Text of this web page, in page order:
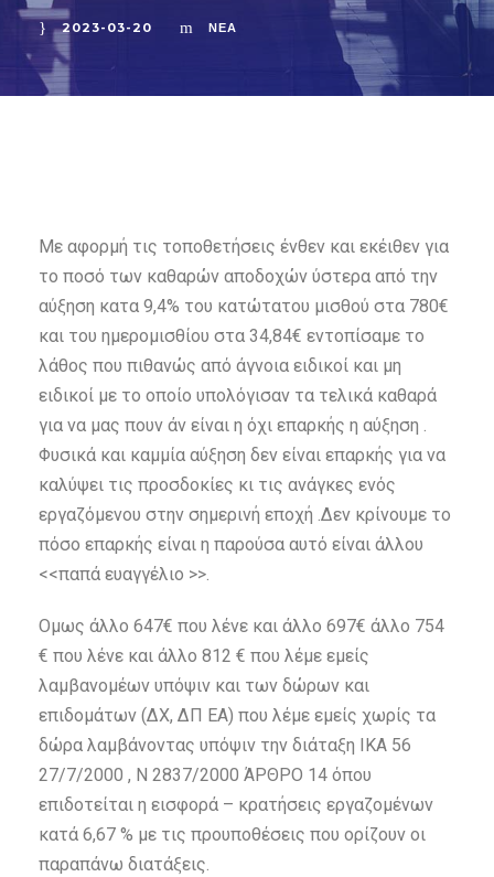
2023-03-20 ΝΈΑ
Με αφορμή τις τοποθετήσεις ένθεν και εκέιθεν για
το ποσό των καθαρών αποδοχών ύστερα από την
αύξηση κατα 9,4% του κατώτατου μισθού στα 780€
και του ημερομισθίου στα 34,84€ εντοπίσαμε το
λάθος που πιθανώς από άγνοια ειδικοί και μη
ειδικοί με το οποίο υπολόγισαν τα τελικά καθαρά
για να μας πουν άν είναι η όχι επαρκής η αύξηση .
Φυσικά και καμμία αύξηση δεν είναι επαρκής για να
καλύψει τις προσδοκίες κι τις ανάγκες ενός
εργαζόμενου στην σημερινή εποχή .Δεν κρίνουμε το
πόσο επαρκής είναι η παρούσα αυτό είναι άλλου
<<παπά ευαγγέλιο >>.
Ομως άλλο 647€ που λένε και άλλο 697€ άλλο 754
€ που λένε και άλλο 812 € που λέμε εμείς
λαμβανομέων υπόψιν και των δώρων και
επιδομάτων (ΔΧ, ΔΠ ΕΑ) που λέμε εμείς χωρίς τα
δώρα λαμβάνοντας υπόψιν την διάταξη ΙΚΑ 56
27/7/2000 , Ν 2837/2000 ΆΡΘΡΟ 14 όπου
επιδοτείται η εισφορά – κρατήσεις εργαζομένων
κατά 6,67 % με τις προυποθέσεις που ορίζουν οι
παραπάνω διατάξεις.